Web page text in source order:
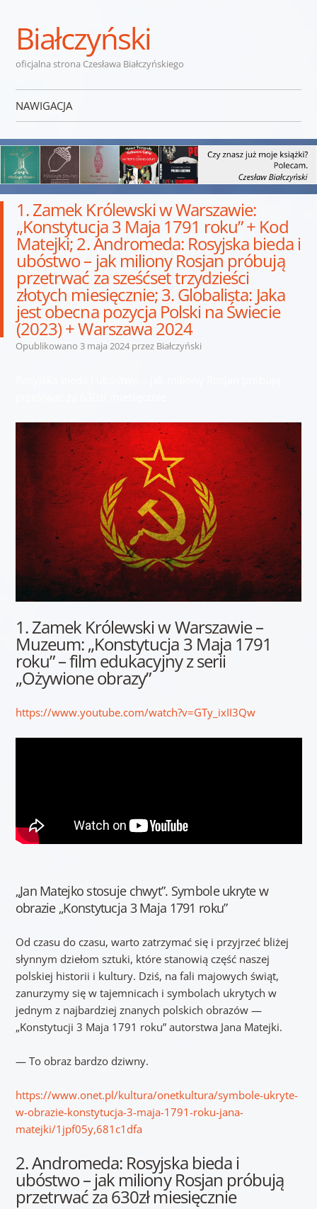
Białczyński
oficjalna strona Czesława Białczyńskiego
NAWIGACJA
1. Zamek Królewski w Warszawie:
„Konstytucja 3 Maja 1791 roku” + Kod
Matejki; 2. Andromeda: Rosyjska bieda i
ubóstwo – jak miliony Rosjan próbują
przetrwać za sześćset trzydzieści
złotych miesięcznie; 3. Globalista: Jaka
jest obecna pozycja Polski na Świecie
(2023) + Warszawa 2024
Opublikowano 3 maja 2024przez Białczyński
1. Zamek Królewski w Warszawie –
Muzeum: „Konstytucja 3 Maja 1791
roku” – film edukacyjny z serii
„Ożywione obrazy”
https://www.youtube.com/watch?v=GTy_ixII3Qw
„Jan Matejko stosuje chwyt”. Symbole ukryte w
obrazie „Konstytucja 3 Maja 1791 roku”
Od czasu do czasu, warto zatrzymać się i przyjrzeć bliżej
słynnym dziełom sztuki, które stanowią część naszej
polskiej historii i kultury. Dziś, na fali majowych świąt,
zanurzymy się w tajemnicach i symbolach ukrytych w
jednym z najbardziej znanych polskich obrazów —
„Konstytucji 3 Maja 1791 roku” autorstwa Jana Matejki.
— To obraz bardzo dziwny.
https://www.onet.pl/kultura/onetkultura/symbole-ukryte-
w-obrazie-konstytucja-3-maja-1791-roku-jana-
matejki/1jpf05y,681c1dfa
2. Andromeda: Rosyjska bieda i
ubóstwo – jak miliony Rosjan próbują
przetrwać za 630zł miesięcznie